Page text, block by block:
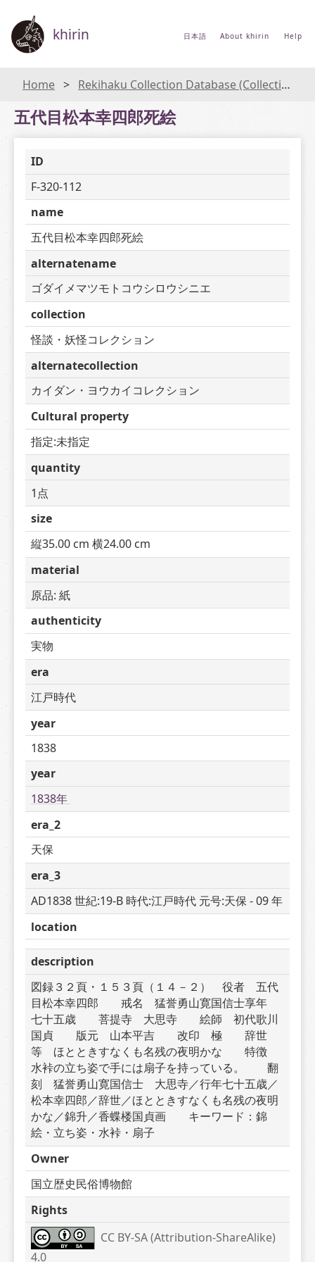
khirin 日本語 About khirin Help
Home Rekihaku Collection Database (Collections Database of the National Museum of Japanese History)
五代目松本幸四郎死絵
ID
F-320-112
name
五代目松本幸四郎死絵
alternatename
ゴダイメマツモトコウシロウシニエ
collection
怪談・妖怪コレクション
alternatecollection
カイダン・ヨウカイコレクション
Cultural property
指定:未指定
quantity
1点
size
縦35.00 cm 横24.00 cm
material
原品: 紙
authenticity
実物
era
江戸時代
year
1838
year
1838年
era_2
天保
era_3
AD1838 世紀:19-B 時代:江戸時代 元号:天保 - 09 年
location
description
図録３２頁・１５３頁（１４－２）　役者　五代
目松本幸四郎　　戒名　猛誉勇山寛国信士享年
七十五歳　　菩提寺　大思寺　　絵師　初代歌川
国貞　　版元　山本平吉　　改印　極　　辞世
等　ほとときすなくも名残の夜明かな　　特徴
水裃の立ち姿で手には扇子を持っている。　　翻
刻　猛誉勇山寛国信士　大思寺／行年七十五歳／
松本幸四郎／辞世／ほとときすなくも名残の夜明
かな／錦升／香蝶楼国貞画　　キーワード：錦
絵・立ち姿・水裃・扇子
Owner
国立歴史民俗博物館
Rights
CC BY-SA (Attribution-ShareAlike)
4.0